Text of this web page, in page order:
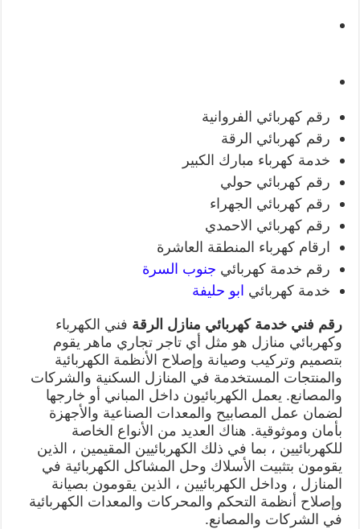
رقم كهربائي الفروانية
رقم كهربائي الرقة
خدمة كهرباء مبارك الكبير
رقم كهربائي حولي
رقم كهربائي الجهراء
رقم كهربائي الاحمدي
ارقام كهرباء المنطقة العاشرة
رقم خدمة كهربائي جنوب السرة
خدمة كهربائي ابو حليفة
رقم فني خدمة كهربائي منازل الرقة فني الكهرباء
وكهربائي منازل هو مثل أي تاجر تجاري ماهر يقوم
بتصميم وتركيب وصيانة وإصلاح الأنظمة الكهربائية
والمنتجات المستخدمة في المنازل السكنية والشركات
والمصانع. يعمل الكهربائيون داخل المباني أو خارجها
لضمان عمل المصابيح والمعدات الصناعية والأجهزة
بأمان وموثوقية. هناك العديد من الأنواع الخاصة
للكهربائيين ، بما في ذلك الكهربائيين المقيمين ، الذين
يقومون بتثبيت الأسلاك وحل المشاكل الكهربائية في
المنازل ، وداخل الكهربائيين ، الذين يقومون بصيانة
وإصلاح أنظمة التحكم والمحركات والمعدات الكهربائية
في الشركات والمصانع.